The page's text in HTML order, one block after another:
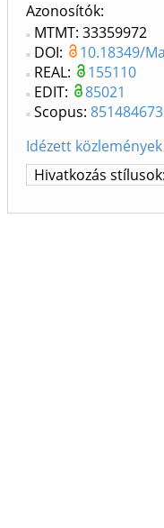
Azonosítók
MTMT: 33359972
DOI:
10.18349/
REAL:
155110
EDIT:
85021
Scopus:
Idézett közlemények
Hivatkozás stílusok: